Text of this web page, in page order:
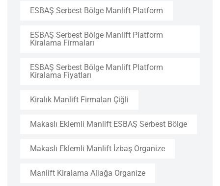
ESBAŞ Serbest Bölge Manlift Platform
ESBAŞ Serbest Bölge Manlift Platform
Kiralama Firmaları
ESBAŞ Serbest Bölge Manlift Platform
Kiralama Fiyatları
Kiralık Manlift Firmaları Çiğli
Makaslı Eklemli Manlift ESBAŞ Serbest Bölge
Makaslı Eklemli Manlift İzbaş Organize
Manlift Kiralama Aliağa Organize